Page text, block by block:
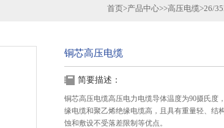
首页>产品中心>>高压电缆>26/
铜芯高压电缆
简要描述：
铜芯高压电缆高压电力电缆导体温度为90摄氏度
缘电缆和聚乙烯绝缘电缆高，且具有重量轻、结
蚀和敷设不受落差限制等优点。